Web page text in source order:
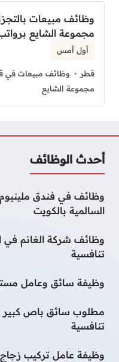
وظائف مبيعات
مجموعة الشايع
أول أمس
قطر
وظائف مبيعات في
مجموعة الشايع
أحدث الوظائف
وظائف في فندق ملينيوم
السالمية بالكويت
وظائف شركة الغانم في
تنافسية
وظيفة سائق وعامل
مطلوب سائق باص كبير
تنافسية
وظيفة عامل تركيب